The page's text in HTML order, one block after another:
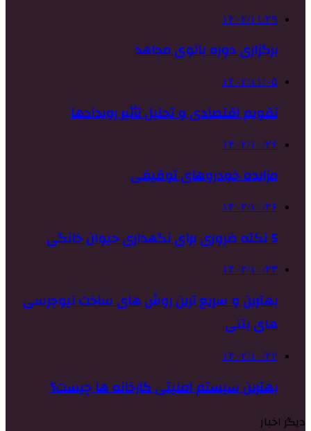
۱۴۰۲/۱۱/۲۹
برگزاری دوره بانوی مجاهد
۱۴۰۲/۱۱/۰۵
تقویم اقتصادی و تحلیل تأثیر رویدادها
۱۴۰۲/۱۰/۲۶
مزایده خودروهای توقیفی
۱۴۰۲/۱۰/۲۶
5 نکته ضروری برای نگهداری حیوان خانگی
۱۴۰۲/۱۰/۲۳
بهترین و سریع ترین روش های ساخت نیوجرسی
های بتنی
۱۴۰۲/۱۰/۲۲
بهترین سیستم امنیتی کارخانه ها چیست؟
دیگر اخبار